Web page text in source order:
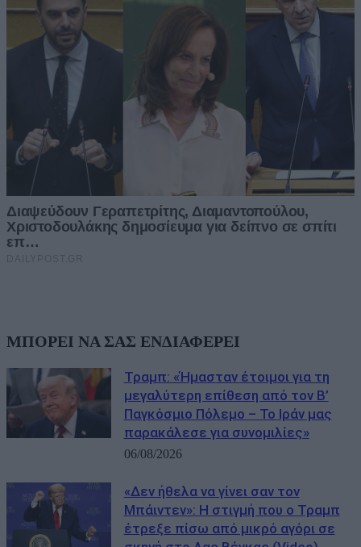
ΜΠΟΡΕΙ ΝΑ ΣΑΣ ΕΝΔΙΑΦΕΡΕΙ
Τραμπ: «Ήμασταν έτοιμοι για τη
μεγαλύτερη επίθεση από τον Β’
Παγκόσμιο Πόλεμο – Το Ιράν μας
παρακάλεσε για συνομιλίες»
06/08/2026
«Δεν ήθελα να γίνει σαν τον
Μπάιντεν»: Η στιγμή που ο Τραμπ
έτρεξε πίσω από μικρό αγόρι σε